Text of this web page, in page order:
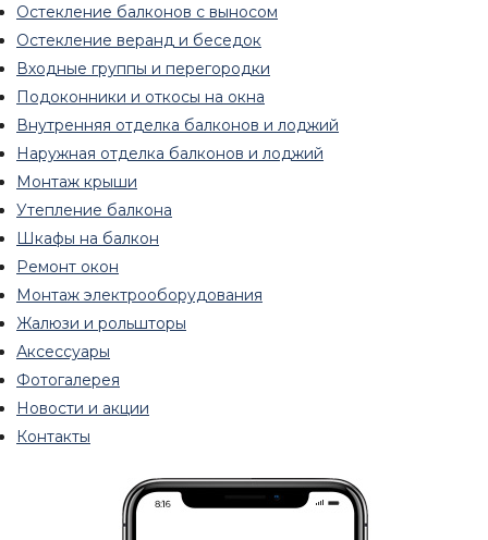
Остекление балконов с выносом
Остекление веранд и беседок
Входные группы и перегородки
Подоконники и откосы на окна
Внутренняя отделка балконов и лоджий
Наружная отделка балконов и лоджий
Монтаж крыши
Утепление балкона
Шкафы на балкон
Ремонт окон
Монтаж электрооборудования
Жалюзи и рольшторы
Аксессуары
Фотогалерея
Новости и акции
Контакты